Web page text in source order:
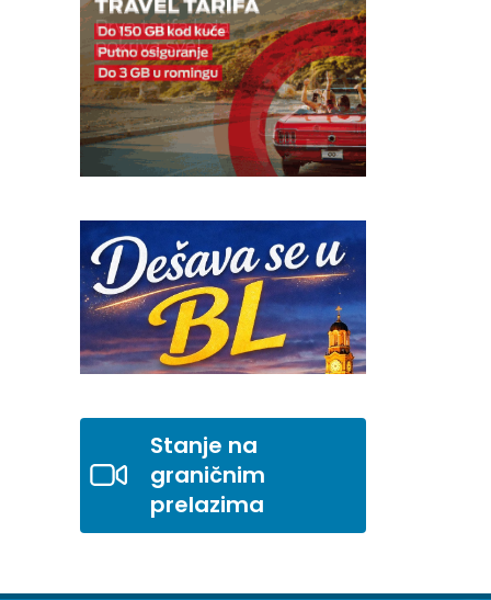
Stanje na
graničnim
prelazima